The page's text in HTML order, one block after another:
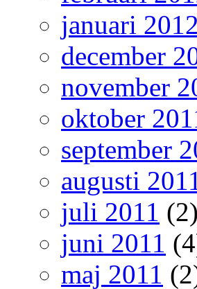
januari 2012
december
november
oktober
september
augusti 2011
juli 2011 (2)
juni 2011
maj 2011